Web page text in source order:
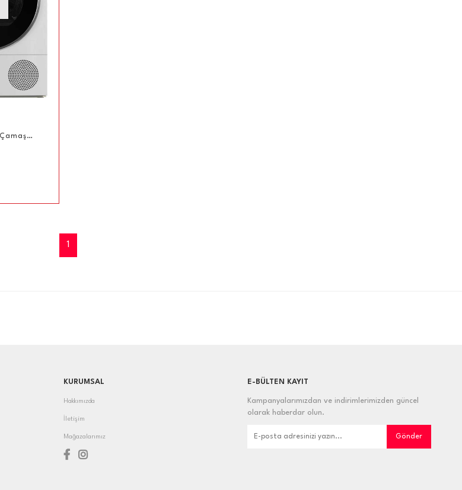
Vestel TDH9SGT2T 9 kg Çamaşır Kurutma Makinesi Beyaz
1
KURUMSAL
Hakkımızda
İletişim
Mağazalarımız
E-BÜLTEN KAYIT
Kampanyalarımızdan ve indirimlerimizden güncel
olarak haberdar olun.
Gönder